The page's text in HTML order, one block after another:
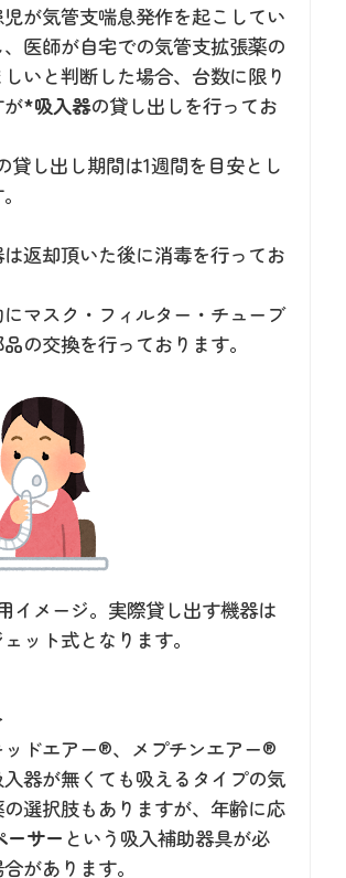
が気管支喘息発作を起こしてい
医師が自宅での気管支拡張薬の
いと判断した場合、台数に限り
*吸入器の貸し出しを行ってお
貸し出し期間は1週間を目安とし
返却頂いた後に消毒を行ってお
マスク・フィルター・チューブ
の交換を行っております。
イメージ。実際貸し出す機器は
ット式となります。
ッドエアー®、メプチンエアー®
入器が無くても吸えるタイプの気
選択肢もありますが、年齢に応
サー という吸入補助器具が必
があります。